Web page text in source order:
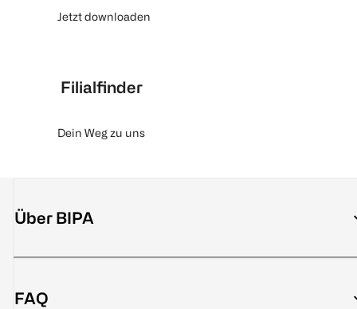
Jetzt downloaden
Filialfinder
Dein Weg zu uns
Über BIPA
FAQ